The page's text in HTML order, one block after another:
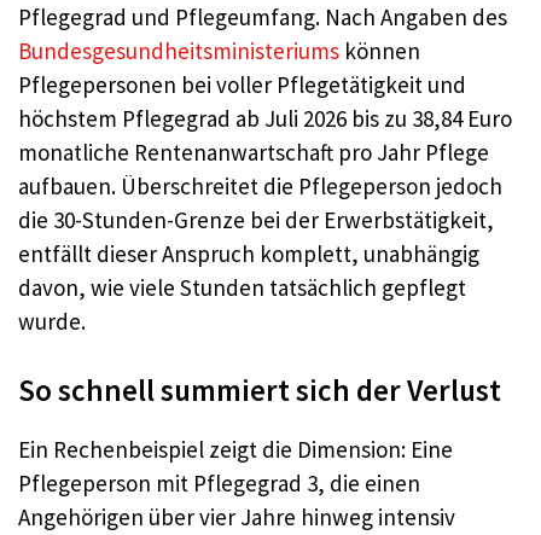
Pflegegrad und Pflegeumfang. Nach Angaben des
Bundesgesundheitsministeriums können
Pflegepersonen bei voller Pflegetätigkeit und
höchstem Pflegegrad ab Juli 2026 bis zu 38,84 Euro
monatliche Rentenanwartschaft pro Jahr Pflege
aufbauen. Überschreitet die Pflegeperson jedoch
die 30-Stunden-Grenze bei der Erwerbstätigkeit,
entfällt dieser Anspruch komplett, unabhängig
davon, wie viele Stunden tatsächlich gepflegt
wurde.
So schnell summiert sich der Verlust
Ein Rechenbeispiel zeigt die Dimension: Eine
Pflegeperson mit Pflegegrad 3, die einen
Angehörigen über vier Jahre hinweg intensiv